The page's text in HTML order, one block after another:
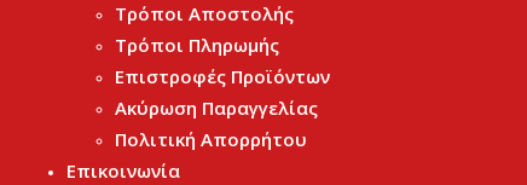
Τρόποι Αποστολής
Τρόποι Πληρωμής
Επιστροφές Προϊόντων
Ακύρωση Παραγγελίας
Πολιτική Απορρήτου
Επικοινωνία